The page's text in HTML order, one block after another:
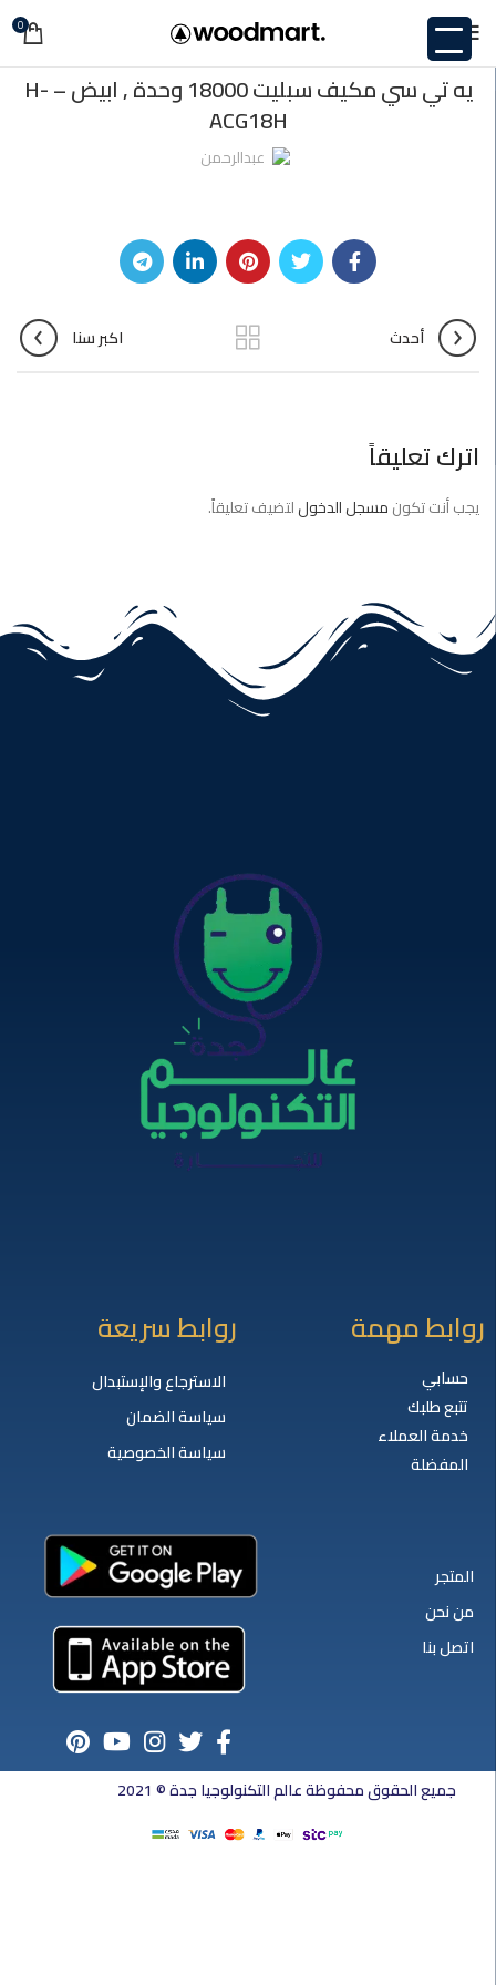
0 غير مصنف
يه تي سي مكيف سبليت 18000 وحدة , ابيض – H-
ACG18H
عبدالرحمن
أحدث اكبر سنا
اترك تعليقاً
يجب أنت تكونمسجل الدخوللتضيف تعليقاً.
روابط مهمة
حسابي
تتبع طلبك
خدمة العملاء
المفضلة
روابط سريعة
الاسترجاع والإستبدال
سياسة الضمان
سياسة الخصوصية
المتجر
من نحن
اتصل بنا
جميع الحقوق محفوظة عالم التكنولوجيا جدة © 2021